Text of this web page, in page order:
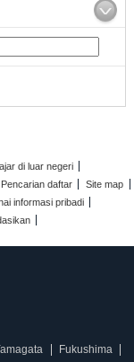
di luar negeri
Pencarian daftar
Site map
informasi pribadi
Fukushima